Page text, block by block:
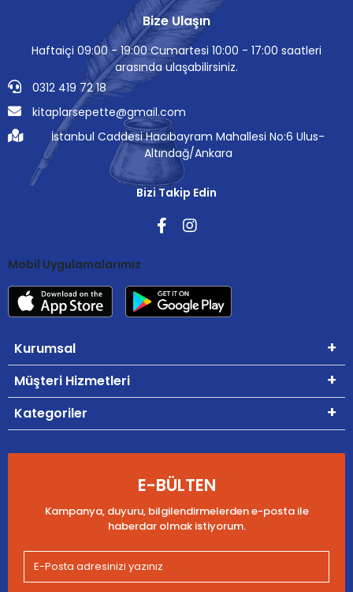
Bize Ulaşın
Haftaiçi 09:00 - 19:00 Cumartesi 10:00 - 17:00 saatleri
arasında ulaşabilirsiniz.
0312 419 72 18
kitaplarsepette@gmail.com
İstanbul Caddesi Hacıbayram Mahallesi No:6 Ulus-
Altındağ/Ankara
Bizi Takip Edin
Mobil Uygulamalarımız
Kurumsal
Müşteri Hizmetleri
Kategoriler
E-BÜLTEN
Kampanya, duyuru, bilgilendirmelerden e-posta ile
haberdar olmak istiyorum.